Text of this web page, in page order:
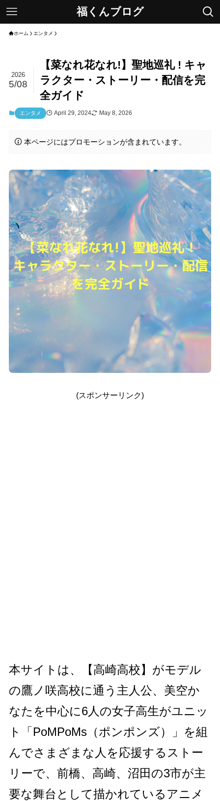
福くんブログ
ホーム エンタメ
【菜なれ花なれ!】聖地巡礼 ! キャ
ラクター・ストーリー・配信を完
全ガイド
2026
5/08
エンタメ April 29, 2024 May 8, 2026
本ページにはプロモーションが含まれています。
(スポンサーリンク)
本サイトは、【高崎高校】がモデル
の鷹ノ咲高校に通う主人公、美空か
なたを中心に6人の女子高生がユニッ
ト「PoMPoMs（ポンポンズ）」を組
んでさまざまな人を応援するストー
リーで、前橋、高崎、沼田の3市が主
要な舞台として描かれているアニメ